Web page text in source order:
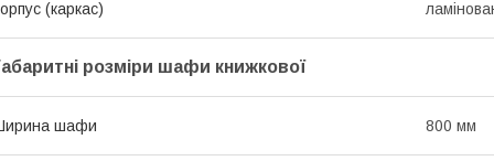
(каркас)
розміри шафи книжкової
шафи 800 мм